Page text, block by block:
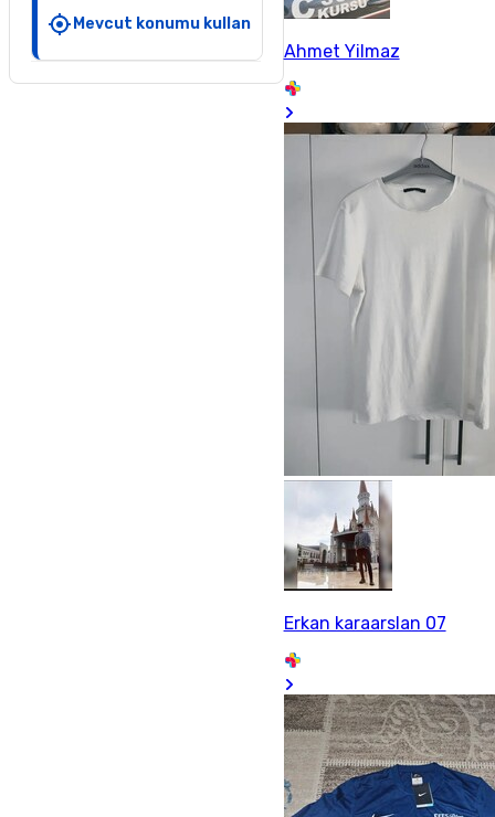
Mevcut konumu kullan
Ahmet Yilmaz
Erkan karaarslan 07